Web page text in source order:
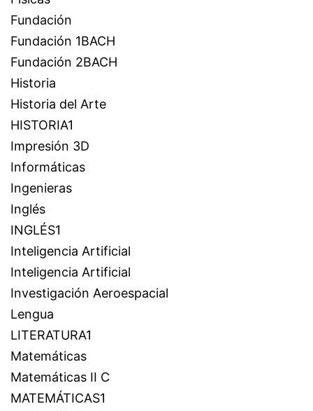
Fundación
Fundación 1BACH
Fundación 2BACH
Historia
Historia del Arte
HISTORIA1
Impresión 3D
Informáticas
Ingenieras
Inglés
INGLÉS1
Inteligencia Artificial
Inteligencia Artificial
Investigación Aeroespacial
Lengua
LITERATURA1
Matemáticas
Matemáticas II C
MATEMÁTICAS1